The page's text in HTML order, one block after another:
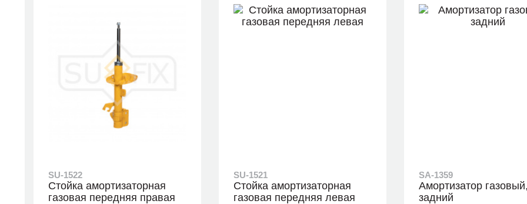
SU-1522
Стойка амортизаторная
газовая передняя правая
SU-1521
Стойка амортизаторная
газовая передняя левая
SA-1359
Амортизатор
задний